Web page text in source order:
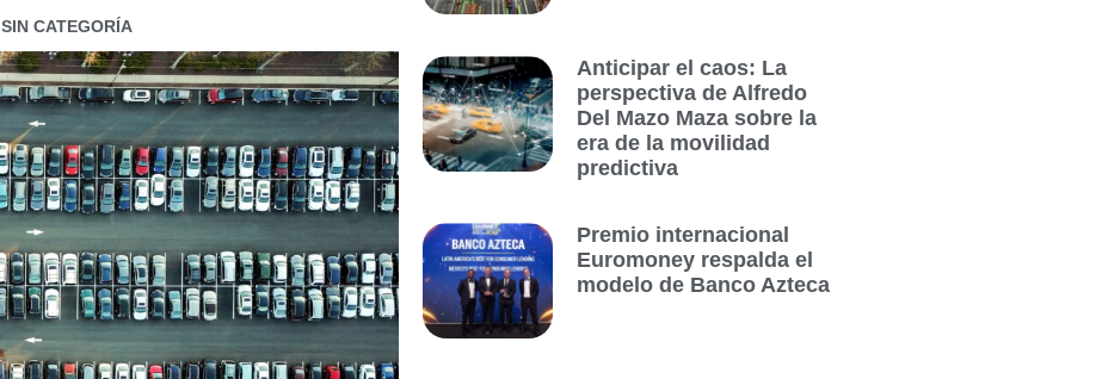
SIN CATEGORÍA
Anticipar el caos: La
perspectiva de Alfredo
Del Mazo Maza sobre la
era de la movilidad
predictiva
Premio internacional
Euromoney respalda el
modelo de Banco Azteca